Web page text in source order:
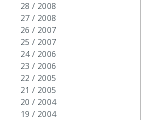
28 / 2008
27 / 2008
26 / 2007
25 / 2007
24 / 2006
23 / 2006
22 / 2005
21 / 2005
20 / 2004
19 / 2004